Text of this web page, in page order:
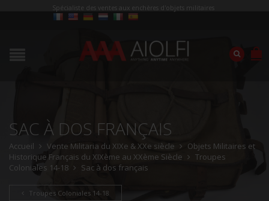
Spécialiste des ventes aux enchères d'objets militaires
SAC À DOS FRANÇAIS
Accueil Vente Militaria du XIXe & XXe siècle
Objets Militaires et
Historique Français du XIXème au XXème Siècle
Troupes
Coloniales 14-18
Sac à dos français
Troupes Coloniales 14-18